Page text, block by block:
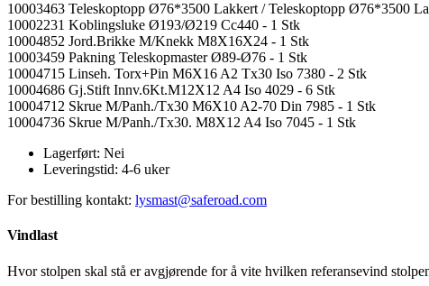
10003463 Teleskoptopp Ø76*3500 Lakkert / Teleskoptopp Ø76*3500
10002231 Koblingsluke Ø193/Ø219 Cc440 - 1 Stk
10004852 Jord.Brikke M/Knekk M8X16X24 - 1 Stk
10003459 Pakning Teleskopmaster Ø89-Ø76 - 1 Stk
10004715 Linseh. Torx+Pin M6X16 A2 Tx30 Iso 7380 - 2 Stk
10004686 Gj.Stift Innv.6Kt.M12X12 A4 Iso 4029 - 6 Stk
10004712 Skrue M/Panh./Tx30 M6X10 A2-70 Din 7985 - 1 Stk
10004736 Skrue M/Panh./Tx30. M8X12 A4 Iso 7045 - 1 Stk
Lagerført: Nei
Leveringstid: 4-6 uker
For bestilling kontakt: lysmast@saferoad.com
Vindlast
Hvor stolpen skal stå er avgjørende for å vite hvilken referansevind